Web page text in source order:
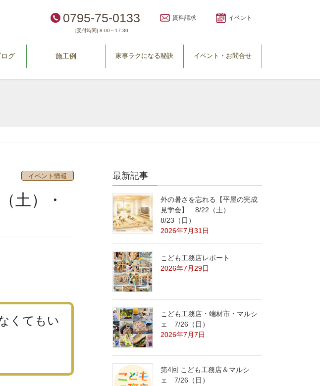
0795-75-0133
[受付時間] 8:00～17:30
資料請求 イベント
グ 施工例 家事ラクになる秘訣 イベント・お問合せ
イベント情報
土）・
くてもい
最新記事
外の暑さを忘れる【平屋の完成
見学会】 8/22（土）
8/23（日）
2026年7月31日
こども工務店レポート
2026年7月29日
こども工務店・端材市・マルシ
ェ 7/26（日）
2026年7月7日
第4回 こども工務店＆マルシ
ェ 7/26（日）